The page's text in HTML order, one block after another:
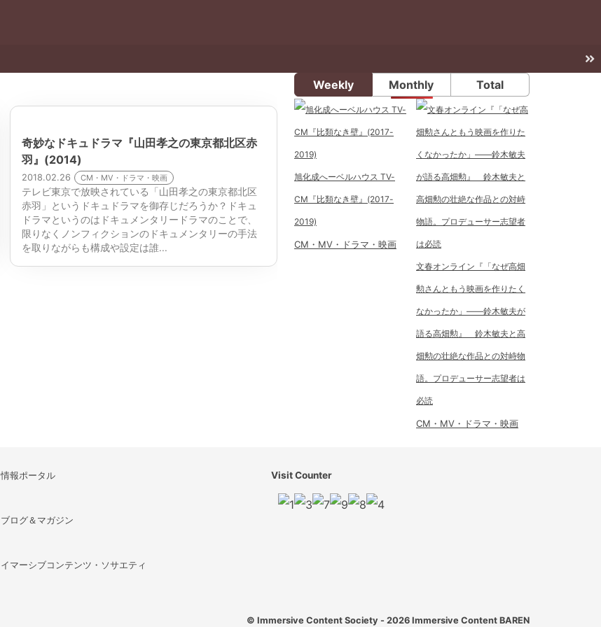
奇妙なドキュドラマ『山田孝之の東京都北区赤
羽』(2014)
2018.02.26 CM・MV・ドラマ・映画
テレビ東京で放映されている「山田孝之の東京都北区
赤羽」というドキュドラマを御存じだろうか？ドキュ
ドラマというのはドキュメンタリードラマのことで、
限りなくノンフィクションのドキュメンタリーの手法
を取りながらも構成や設定は誰...
Weekly Monthly Total
旭化成へーベルハウス TV-
CM『比類なき壁』(2017-
2019)
CM・MV・ドラマ・映画
文春オンライン『「なぜ高畑
勲さんともう映画を作りたく
なかったか」――鈴木敏夫が
語る高畑勲』 鈴木敏夫と高
畑勲の壮絶な作品との対峙物
語。プロデューサー志望者は
必読
CM・MV・ドラマ・映画
情報ポータル
ブログ＆マガジン
イマーシブコンテンツ・ソサエティ
Visit Counter
© Immersive Content Society - 2026 Immersive Content BAREN